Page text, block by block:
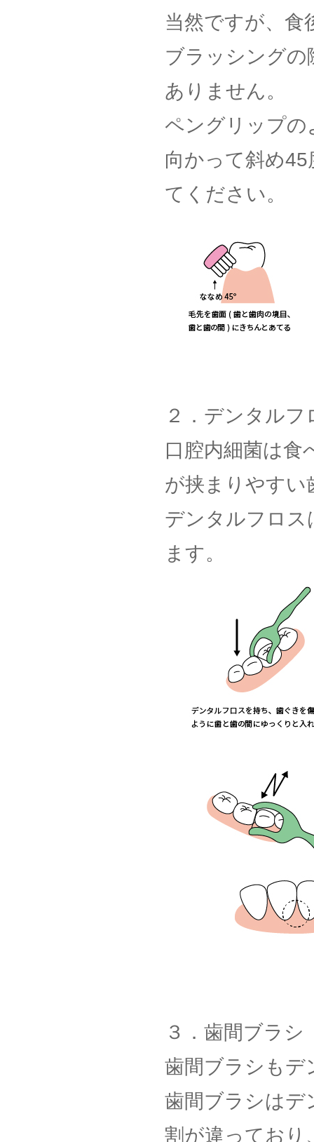
当然ですが、食
ブラッシングの
ありません。
ペングリップの
向かって斜め
てください。
２．デンタルフ
口腔内細菌は食
が挟まりやすい
デンタルフロス
ます。
３．歯間ブラシ
歯間ブラシもデ
歯間ブラシはデ
割が違っており